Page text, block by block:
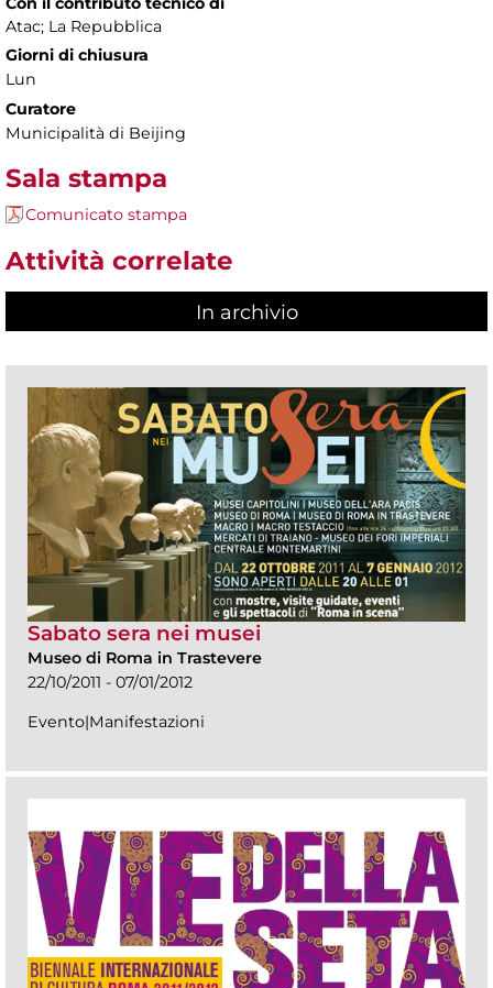
Atac; La Repubblica
Giorni di chiusura
Lun
Curatore
Municipalità di Beijing
Sala stampa
Comunicato stampa
Attività correlate
In archivio
Sabato sera nei musei
Museo di Roma in Trastevere
22/10/2011 - 07/01/2012
Evento|Manifestazioni